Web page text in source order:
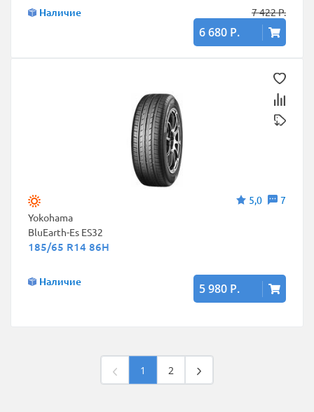
Наличие 7 422 Р.
6 680 Р.
5,0
7
Yokohama
BluEarth-Es ES32
185/65 R14 86H
Наличие 5 980 Р.
1 2